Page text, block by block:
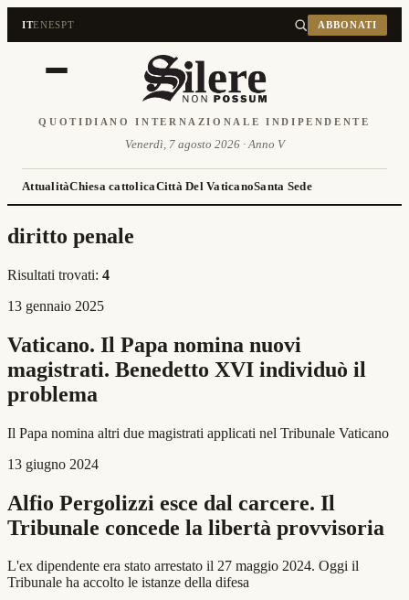
ITENESPT ABBONATI
QUOTIDIANO INTERNAZIONALE INDIPENDENTE
Venerdì, 7 agosto 2026 · Anno V
AttualitàChiesa cattolicaCittà Del VaticanoSanta Sede
diritto penale
Risultati trovati: 4
13 gennaio 2025
Vaticano. Il Papa nomina nuovi
magistrati. Benedetto XVI individuò il
problema
Il Papa nomina altri due magistrati applicati nel Tribunale Vaticano
13 giugno 2024
Alfio Pergolizzi esce dal carcere. Il
Tribunale concede la libertà provvisoria
L'ex dipendente era stato arrestato il 27 maggio 2024. Oggi il
Tribunale ha accolto le istanze della difesa